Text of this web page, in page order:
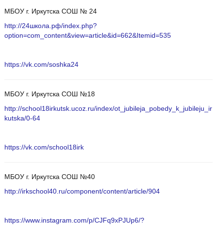
МБОУ г. Иркутска СОШ № 24
http://24школа.рф/index.php?
option=com_content&view=article&id=662&Itemid=535
https://vk.com/soshka24
МБОУ г. Иркутска СОШ №18
http://school18irkutsk.ucoz.ru/index/ot_jubileja_pobedy_k_jubileju_ir
kutska/0-64
https://vk.com/school18irk
МБОУ г. Иркутска СОШ №40
http://irkschool40.ru/component/content/article/904
https://www.instagram.com/p/CJFq9xPJUp6/?